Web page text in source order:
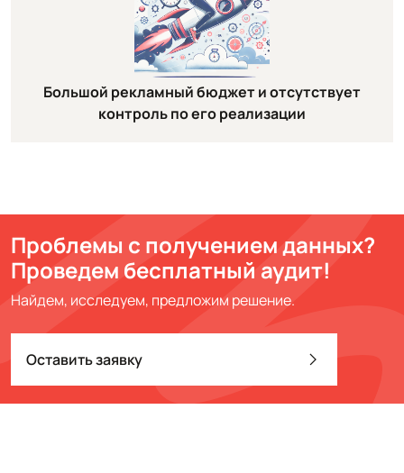
Большой рекламный бюджет и отсутствует
контроль по его реализации
Проблемы с получением данных?
Проведем бесплатный аудит!
Найдем, исследуем, предложим решение.
Оставить заявку